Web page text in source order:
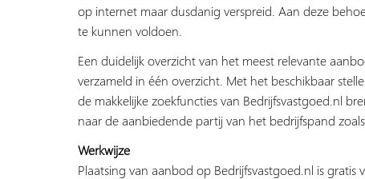
op internet maar dusdanig verspreid. Aan deze
te kunnen voldoen.
Een duidelijk overzicht van het meest relevante
verzameld in één overzicht. Met het beschikbaar
de makkelijke zoekfuncties van Bedrijfsvastgoed.nl
naar de aanbiedende partij van het bedrijfspand
Werkwijze
Plaatsing van aanbod op Bedrijfsvastgoed.nl is gratis